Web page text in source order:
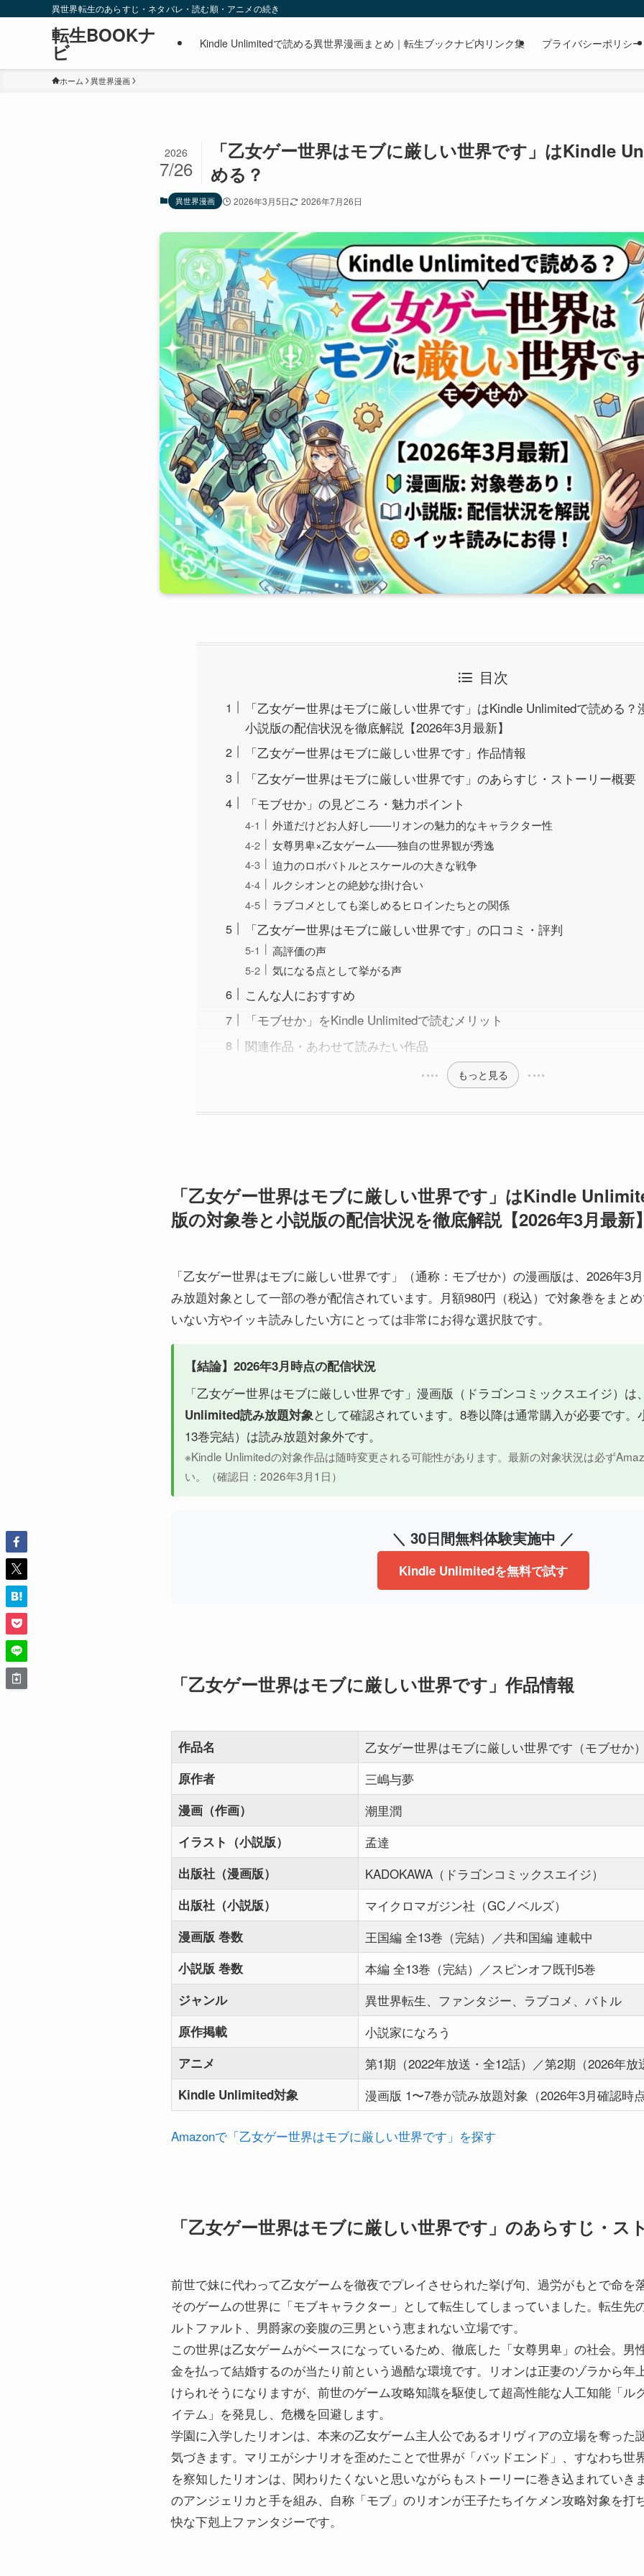
異世界転生のあらすじ・ネタバレ・読む順・アニメの続き
転生BOOKナ
ビ Kindle Unlimitedで読める異世界漫画まとめ｜転生ブックナビ内リンク集 プライバシーポリシー
ホーム 異世界漫画
「乙女ゲー世界はモブに厳しい世界です」はKindle
める？
2026
7/26
異世界漫画 2026年3月5日 2026年7月26日
目次
「乙女ゲー世界はモブに厳しい世界です」はKindle Unlimitedで読める
小説版の配信状況を徹底解説【2026年3月最新】
「乙女ゲー世界はモブに厳しい世界です」作品情報
「乙女ゲー世界はモブに厳しい世界です」のあらすじ・ストーリー概要
「モブせか」の見どころ・魅力ポイント
外道だけどお人好し——リオンの魅力的なキャラクター性
女尊男卑×乙女ゲーム——独自の世界観が秀逸
迫力のロボバトルとスケールの大きな戦争
ルクシオンとの絶妙な掛け合い
ラブコメとしても楽しめるヒロインたちとの関係
「乙女ゲー世界はモブに厳しい世界です」の口コミ・評判
高評価の声
気になる点として挙がる声
こんな人におすすめ
「モブせか」をKindle Unlimitedで読むメリット
関連作品・あわせて読みたい作品
もっと見る
「乙女ゲー世界はモブに厳しい世界です」はKindle
版の対象巻と小説版の配信状況を徹底解説【2026年3月最新
「乙女ゲー世界はモブに厳しい世界です」（通称：モブせか）の漫画版は、2026年3
み放題対象として一部の巻が配信されています。月額980円（税込）で対象巻をまと
いない方やイッキ読みしたい方にとっては非常にお得な選択肢です。
【結論】2026年3月時点の配信状況
「乙女ゲー世界はモブに厳しい世界です」漫画版（ドラゴンコミックスエイジ）は
Unlimited読み放題対象として確認されています。8巻以降は通常購入が必要です
13巻完結）は読み放題対象外です。
※Kindle Unlimitedの対象作品は随時変更される可能性があります。最新の対象状況は必ず
い。（確認日：2026年3月1日）
＼ 30日間無料体験実施中 ／
Kindle Unlimitedを無料で試す
「乙女ゲー世界はモブに厳しい世界です」作品情報
作品名 乙女ゲー世界はモブに厳しい世界です（モブせか
原作者 三嶋与夢
漫画（作画） 潮里潤
イラスト（小説版） 孟達
出版社（漫画版） KADOKAWA（ドラゴンコミックスエイジ）
出版社（小説版） マイクロマガジン社（GCノベルズ）
漫画版 巻数 王国編 全13巻（完結）／共和国編 連載中
小説版 巻数 本編 全13巻（完結）／スピンオフ既刊5巻
ジャンル 異世界転生、ファンタジー、ラブコメ、バトル
原作掲載 小説家になろう
アニメ 第1期（2022年放送・全12話）／第2期（2026年放
Kindle Unlimited対象 漫画版 1〜7巻が読み放題対象（2026年3月確認時
Amazonで「乙女ゲー世界はモブに厳しい世界です」を探す
「乙女ゲー世界はモブに厳しい世界です」のあらすじ・ス
前世で妹に代わって乙女ゲームを徹夜でプレイさせられた挙げ句、過労がもとで命を
そのゲームの世界に「モブキャラクター」として転生してしまっていました。転生先
ルトファルト、男爵家の妾腹の三男という恵まれない立場です。
この世界は乙女ゲームがベースになっているため、徹底した「女尊男卑」の社会。男
金を払って結婚するのが当たり前という過酷な環境です。リオンは正妻のゾラから年
けられそうになりますが、前世のゲーム攻略知識を駆使して超高性能な人工知能「ル
イテム」を発見し、危機を回避します。
学園に入学したリオンは、本来の乙女ゲーム主人公であるオリヴィアの立場を奪った
気づきます。マリエがシナリオを歪めたことで世界が「バッドエンド」、すなわち世
を察知したリオンは、関わりたくないと思いながらもストーリーに巻き込まれていき
のアンジェリカと手を組み、自称「モブ」のリオンが王子たちイケメン攻略対象を打
快な下剋上ファンタジーです。